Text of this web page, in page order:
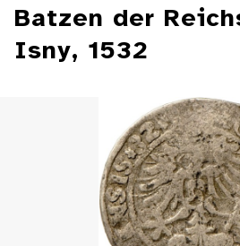
Batzen der
Isny, 1532